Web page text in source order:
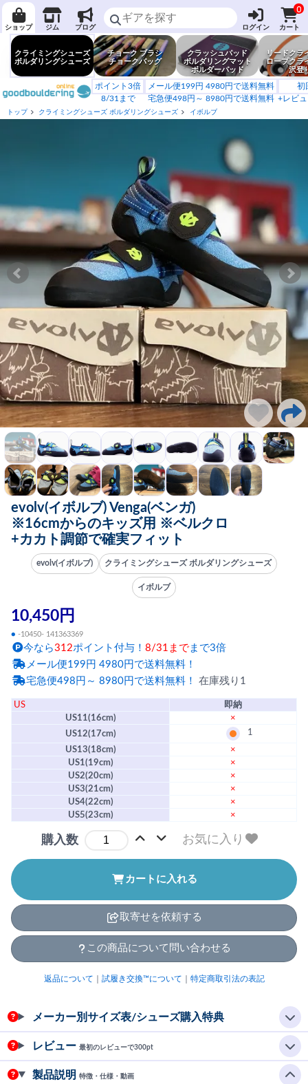
ショップ ジム ブログ ログイン
0
カート
クライミングシューズ
ボルダリングシューズ
チョーク ブラシ
チョークバッグ
クラッシュパッド
ボルダリングマット
ボルダーパッド
リードクラ
ロープクラ
沢登
ポイント3倍
8/31まで
メール便199円 4980円で送料無料
宅急便498円～ 8980円で送料無料
初
+レビ
トップ クライミングシューズ ボルダリングシューズ イボルブ
evolv(イボルブ) Venga(ベンガ)
※16cmからのキッズ用 ※ベルクロ
+カカト調節で確実フィット
evolv(イボルブ) クライミングシューズ ボルダリングシューズ
イボルブ
10,450円
● -10450- 141363369
今なら312ポイント付与！ 8/31まで まで3倍
メール便199円 4980円で送料無料！
宅急便498円～ 8980円で送料無料！ 在庫残り1
US
即納
US11(16cm)
×
US12(17cm)
1
US13(18cm)
×
US1(19cm)
×
US2(20cm)
×
US3(21cm)
×
US4(22cm)
×
US5(23cm)
×
購入数 お気に入り
カートに入れる
取寄せを依頼する
この商品について問い合わせる
返品について 試履き交換™について 特定商取引法の表記
メーカー別サイズ表/シューズ購入特典
レビュー 最初のレビューで300pt
製品説明 特徴・仕様・動画